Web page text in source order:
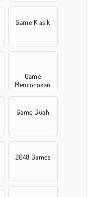
Game Klasik
Game
Mencocokan
Game Buah
2048 Games